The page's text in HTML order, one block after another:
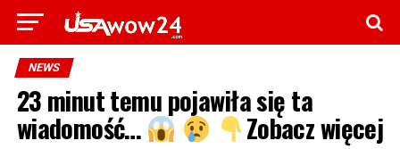
NEWS
23 minut temu pojawiła się ta
wiadomość… Zobacz więcej